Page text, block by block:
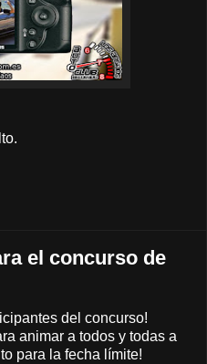
el concurso de
del concurso!
animar a todos y todas a
para la fecha límite!